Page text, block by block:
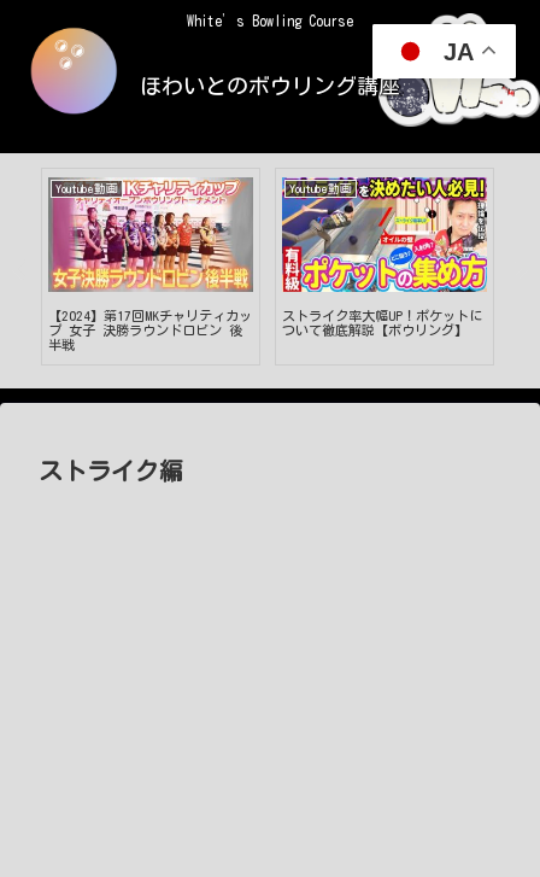
White’s Bowling Course
ほわいとのボウリング講座
MKチャリティカッ
ンドロビン 後
Youtube動画
ストライク率大幅UP！ポケットに
ついて徹底解説【ボウリング】
Youtube動画
io.LEAGUE 2025 ～
EDITION～【Day5GAME21】
ストライク編
JA